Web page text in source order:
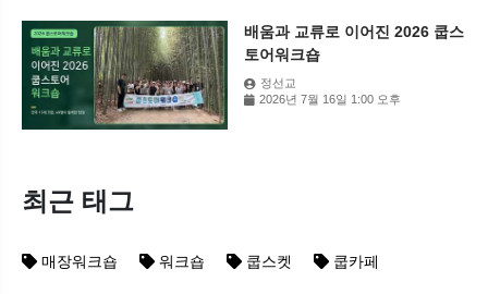
배움과 교류로 이어진 2026 쿱스
토어워크숍
정선교
2026년 7월 16일 1:00 오후
최근 태그
매장워크숍 워크숍 쿱스켓 쿱카페